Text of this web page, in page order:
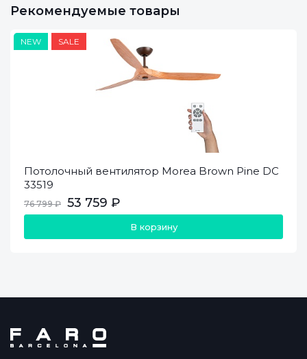
Рекомендуемые товары
NEW SALE
Потолочный вентилятор Morea Brown Pine DC
33519
76 799 ₽ 53 759 ₽
В корзину